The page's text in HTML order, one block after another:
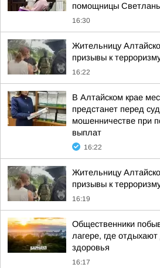
помощницы
16:30
Жительницу
призывы к
16:22
В Алтайском крае
предстанет перед
мошенничестве при
выплат
16:22
Жительницу
призывы к
16:19
Общественники
лагере, где
здоровья
16:17